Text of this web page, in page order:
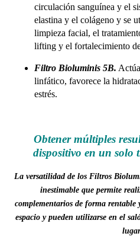
circulación sanguínea y el
elastina y el colágeno y se
limpieza facial, el
lifting y el fortalecimiento
Filtro Bioluminis 5B.
linfático, favorece la
estrés.
Obtener múltiples
dispositivo en un solo
La versatilidad de los Filtros
inestimable que permite
complementarios de forma rentable
espacio y pueden utilizarse en el